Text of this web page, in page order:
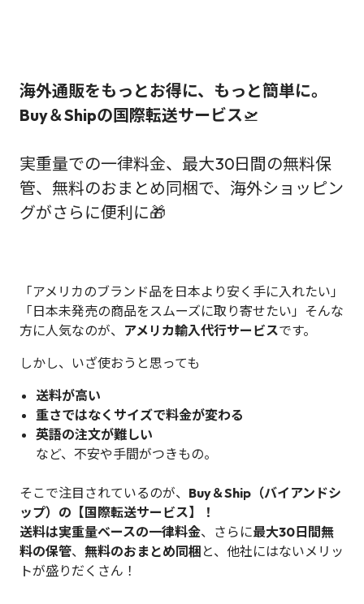
海外通販をもっとお得に、もっと簡単に。
Buy＆Shipの国際転送サービス🛫
実重量での一律料金、最大30日間の無料保
管、無料のおまとめ同梱で、海外ショッピン
グがさらに便利に🎁
「アメリカのブランド品を日本より安く手に入れたい」
「日本未発売の商品をスムーズに取り寄せたい」――そんな
方に人気なのが、 アメリカ輸入代行サービスです。
しかし、いざ使おうと思っても
送料が高い
重さではなくサイズで料金が変わる
英語の注文が難しい
など、不安や手間がつきもの。
そこで注目されているのが、 Buy＆Ship（バイアンドシ
ップ）の【国際転送サービス】！
送料は実重量ベースの一律料金、さらに最大30日間無
料の保管、 無料のおまとめ同梱 と、他社にはないメリッ
トが盛りだくさん！